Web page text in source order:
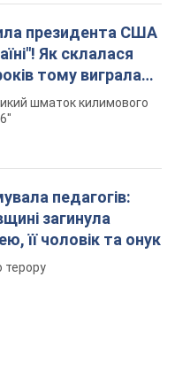
президента США
Як склалася
тому виграла
шматок килимового
педагогів:
загинула
її чоловік та онук
терору